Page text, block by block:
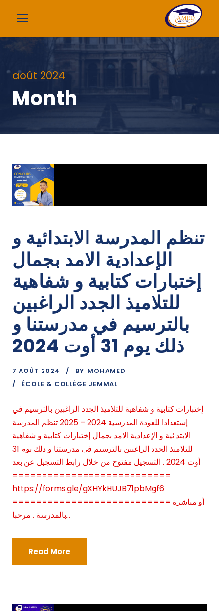
août 2024
Month
تنظم المدرسة الابتدائية و
الإعدادية الامد بجمال
إختبارات كتابية و شفاهية
للتلاميذ الجدد الراغبين
بالترسيم في مدرستنا و
ذلك يوم 31 أوت 2024
7 AOÛT 2024 BY MOHAMED
ÉCOLE & COLLÈGE JEMMAL
إختبارات كتابية و شفاهية للتلاميذ الجدد الراغبين بالترسيم في
إستعدادا للعودة المدرسية 2024 – 2025 تنظم المدرسة
الابتدائية و الإعدادية الامد بجمال إختبارات كتابية و شفاهية
للتلاميذ الجدد الراغبين بالترسيم في مدرستنا و ذلك يوم 31
أوت 2024 . التسجيل مفتوح من خلال رابط التسجيل عن بعد
===========================
https://forms.gle/gXHYkHUJB71pbMgf6
=========================== أو مباشرة
بالمدرسة . مرحبا...
Read More